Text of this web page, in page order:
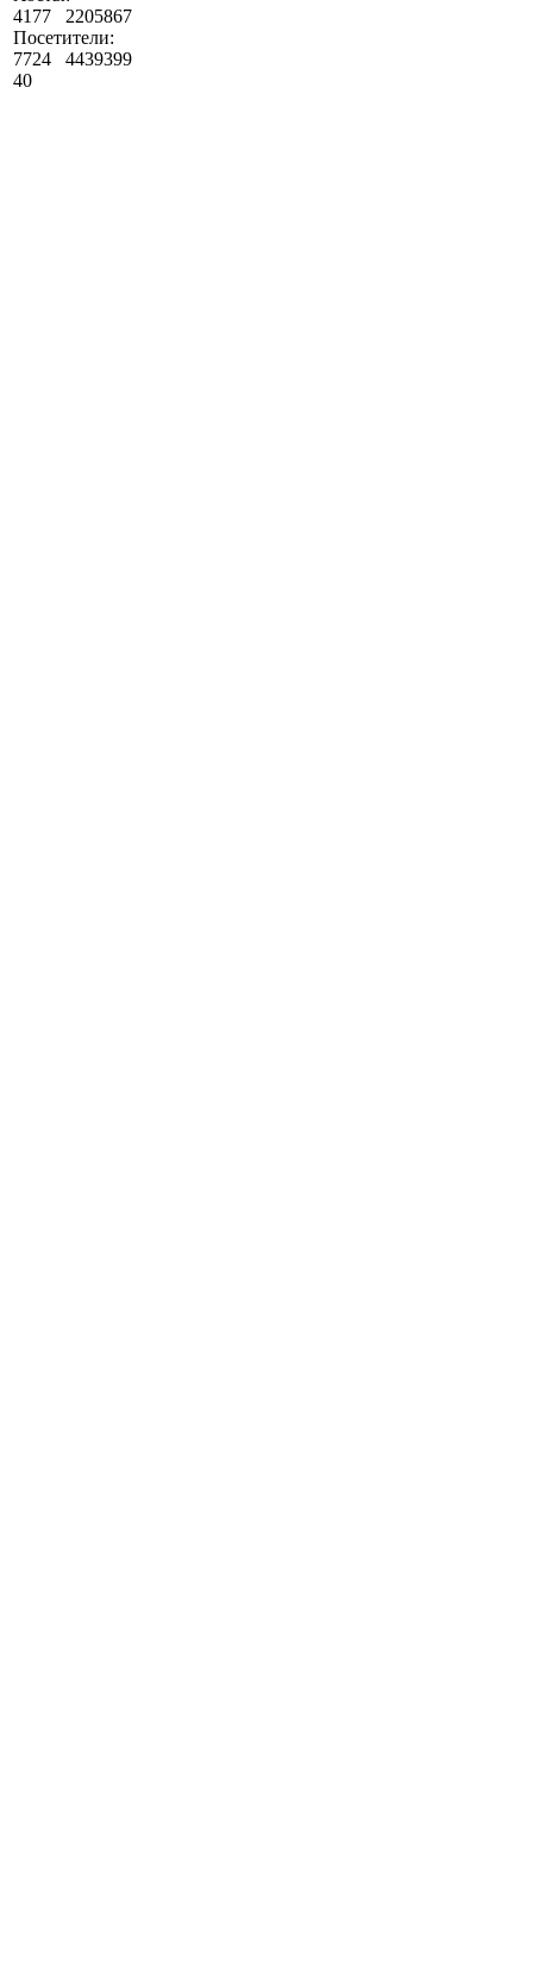
4177
2205867
Посетители:
7724
4439399
40